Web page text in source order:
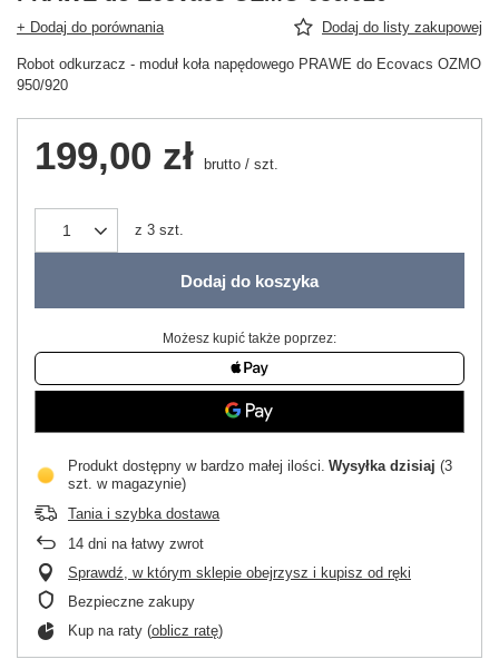
+ Dodaj do porównania Dodaj do listy zakupowej
Robot odkurzacz - moduł koła napędowego PRAWE do Ecovacs OZMO
950/920
199,00 zł brutto / szt.
z 3 szt.
Dodaj do koszyka
Możesz kupić także poprzez:
Produkt dostępny w bardzo małej ilości Wysyłka dzisiaj (3
szt. w magazynie)
Tania i szybka dostawa
14 dni na łatwy zwrot
Sprawdź, w którym sklepie obejrzysz i kupisz od ręki
Bezpieczne zakupy
Kup na raty (oblicz ratę)